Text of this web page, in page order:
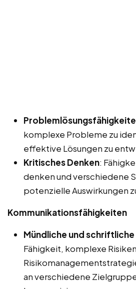
komplexe Probleme zu
effektive Lösungen zu
Kritisches Denken:
denken und verschiedene
potenzielle Auswirkungen
Kommunikationsfähigkeiten
Mündliche und
Fähigkeit, komplexe
an verschiedene